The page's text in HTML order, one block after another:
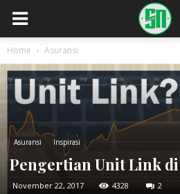
Home Asuransi
Asuransi Inspirasi
Pengertian Unit Link
November 22, 2017 4328 2